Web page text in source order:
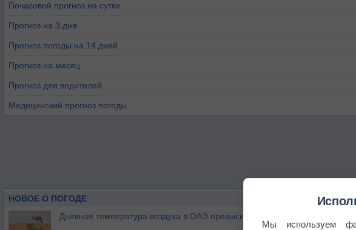
Почасовой прогноз на сутки
Прогноз на 3 дня
Прогноз погоды на 14 дней
Прогноз на месяц
Прогноз для водителей
Медицинский прогноз погоды
НОВОЕ О ПОГОДЕ
Дневная температура воздуха в ОАЭ превысила +51°
Мы используем